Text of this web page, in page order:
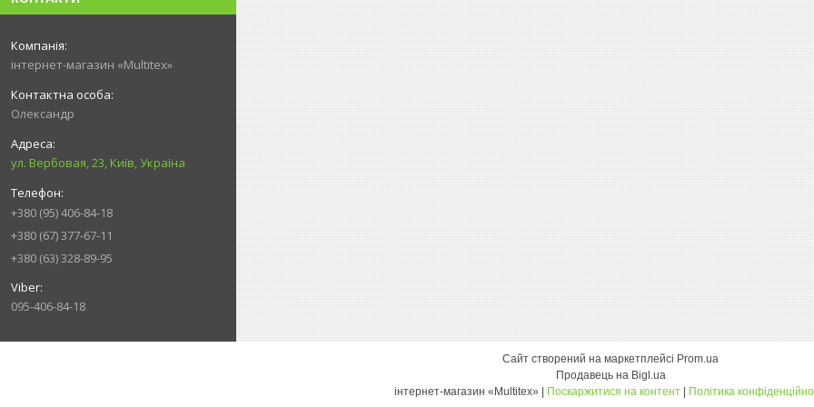
інтернет-магазин «Multitex»
Олександр
ул. Вербовая, 23, Київ, Україна
+380 (95) 406-84-18
+380 (67) 377-67-11
+380 (63) 328-89-95
095-406-84-18
Сайт створений на маркетплейсі Prom.ua
Продавець на Bigl.ua
Поскаржитися на контент Політика